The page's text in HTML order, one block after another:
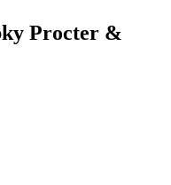
Procter &